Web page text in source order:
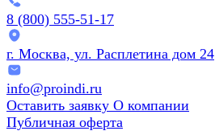
8 (800) 555-51-17
г. Москва, ул. Расплетина дом 24
info@proindi.ru
Оставить заявку О компании
Публичная оферта